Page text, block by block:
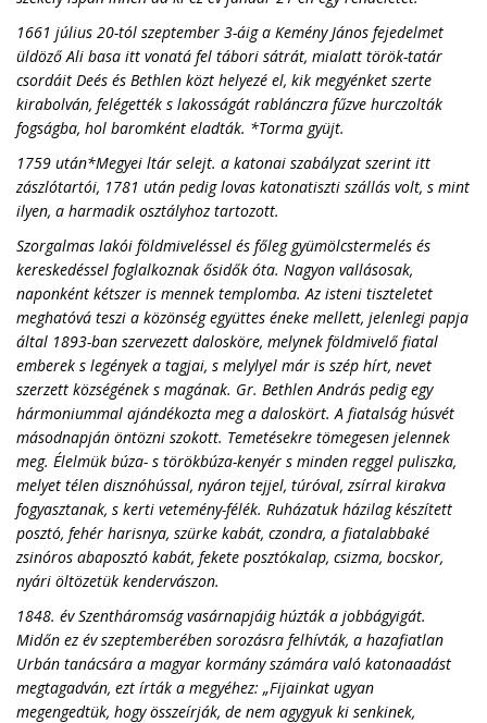
1661 július 20-tól szeptember 3-áig a Kemény János fejedelmet
üldöző Ali basa itt vonatá fel tábori sátrát, mialatt török-tatár
csordáit Deés és Bethlen közt helyezé el, kik megyénket szerte
kirabolván, felégették s lakosságát rablánczra fűzve hurczolták
fogságba, hol baromként eladták. *Torma gyüjt.
1759 után*Megyei ltár selejt. a katonai szabályzat szerint itt
zászlótartói, 1781 után pedig lovas katonatiszti szállás volt, s mint
ilyen, a harmadik osztályhoz tartozott.
Szorgalmas lakói földmiveléssel és főleg gyümölcstermelés és
kereskedéssel foglalkoznak ősidők óta. Nagyon vallásosak,
naponként kétszer is mennek templomba. Az isteni tiszteletet
meghatóvá teszi a közönség együttes éneke mellett, jelenlegi papja
által 1893-ban szervezett dalosköre, melynek földmivelő fiatal
emberek s legények a tagjai, s melylyel már is szép hírt, nevet
szerzett községének s magának. Gr. Bethlen András pedig egy
hármoniummal ajándékozta meg a daloskört. A fiatalság húsvét
másodnapján öntözni szokott. Temetésekre tömegesen jelennek
meg. Élelmük búza- s törökbúza-kenyér s minden reggel puliszka,
melyet télen disznóhússal, nyáron tejjel, túróval, zsírral kirakva
fogyasztanak, s kerti vetemény-félék. Ruházatuk házilag készített
posztó, fehér harisnya, szürke kabát, czondra, a fiatalabbaké
zsinóros abaposztó kabát, fekete posztókalap, csizma, bocskor,
nyári öltözetük kendervászon.
1848. év Szentháromság vasárnapjáig húzták a jobbágyigát.
Midőn ez év szeptemberében sorozásra felhívták, a hazafiatlan
Urbán tanácsára a magyar kormány számára való katonaadást
megtagadván, ezt írták a megyéhez: „Fijainkat ugyan
megengedtük, hogy összeírják, de nem agygyuk ki senkinek,